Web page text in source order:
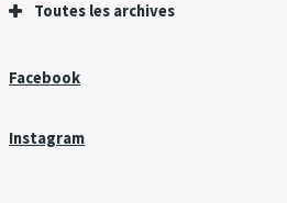
Toutes les archives
Facebook
Instagram